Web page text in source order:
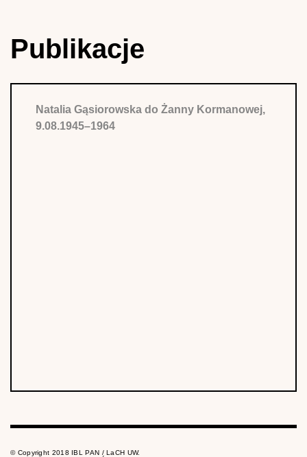
Publikacje
Natalia Gąsiorowska do Żanny Kormanowej,
9.08.1945–1964
© Copyright 2018 IBL PAN / LaCH UW.